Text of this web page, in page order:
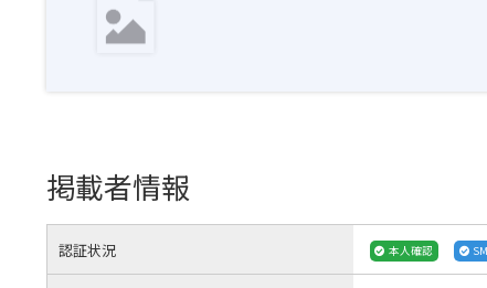
掲載者情報
認証状況 本人確認